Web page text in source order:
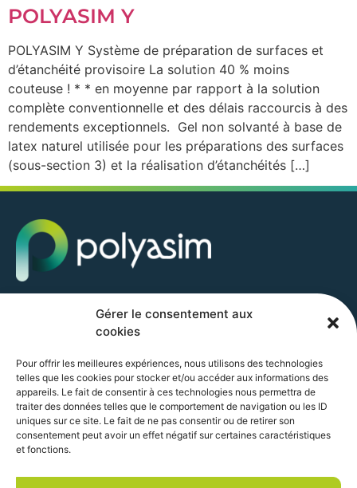
Gérer le consentement aux
cookies
Pour offrir les meilleures expériences, nous utilisons des technologies
telles que les cookies pour stocker et/ou accéder aux informations des
appareils. Le fait de consentir à ces technologies nous permettra de
traiter des données telles que le comportement de navigation ou les ID
uniques sur ce site. Le fait de ne pas consentir ou de retirer son
consentement peut avoir un effet négatif sur certaines caractéristiques
et fonctions.
POLYASIM Y
POLYASIM Y Système de préparation de surfaces et
d’étanchéité provisoire La solution 40 % moins
couteuse ! * * en moyenne par rapport à la solution
complète conventionnelle et des délais raccourcis à des
rendements exceptionnels. Gel non solvanté à base de
latex naturel utilisée pour les préparations des surfaces
(sous-section 3) et la réalisation d’étanchéités […]
POLYASIM GROUP SAS
10 AVENUE ZAC DE CHASSAGNE
69360 TERNAY
accueil@polyasim.com